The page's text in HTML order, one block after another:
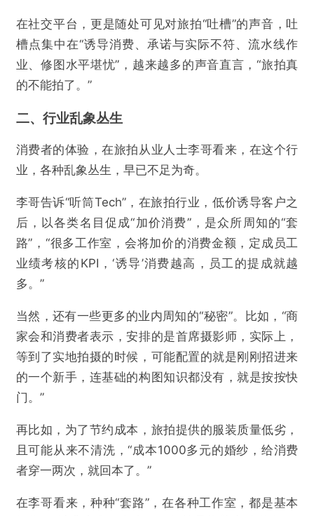
在社交平台，更是随处可见对旅拍“吐槽”的声音，吐
槽点集中在“诱导消费、承诺与实际不符、流水线作
业、修图水平堪忧”，越来越多的声音直言，“旅拍真
的不能拍了。”
二、行业乱象丛生
消费者的体验，在旅拍从业人士李哥看来，在这个行
业，各种乱象丛生，早已不足为奇。
李哥告诉“听筒Tech”，在旅拍行业，低价诱导客户之
后，以各类名目促成“加价消费”，是众所周知的“套
路”，“很多工作室，会将加价的消费金额，定成员工
业绩考核的KPI，‘诱导’消费越高，员工的提成就越
多。”
当然，还有一些更多的业内周知的“秘密”。比如，“商
家会和消费者表示，安排的是首席摄影师，实际上，
等到了实地拍摄的时候，可能配置的就是刚刚招进来
的一个新手，连基础的构图知识都没有，就是按按快
门。”
再比如，为了节约成本，旅拍提供的服装质量低劣，
且可能从来不清洗，“成本1000多元的婚纱，给消费
者穿一两次，就回本了。”
在李哥看来，种种“套路”，在各种工作室，都是基本